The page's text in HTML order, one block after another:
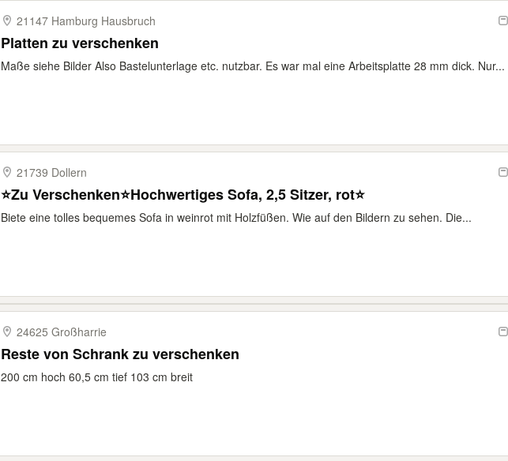
21147 Hamburg Hausbruch
Platten zu verschenken
Maße siehe Bilder Also Bastelunterlage etc. nutzbar. Es war mal eine Arbeitsplatte 28 mm dick. Nur...
21739 Dollern
⭐️Zu Verschenken⭐️Hochwertiges Sofa, 2,5 Sitzer, rot⭐️
Biete eine tolles bequemes Sofa in weinrot mit Holzfüßen. Wie auf den Bildern zu sehen. Die...
24625 Großharrie
Reste von Schrank zu verschenken
200 cm hoch 60,5 cm tief 103 cm breit